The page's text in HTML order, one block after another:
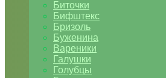
Биточки
Бифштекс
Бризоль
Буженина
Вареники
Галушки
Голубцы